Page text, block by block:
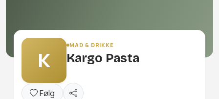
K
MAD & DRIKKE
Kargo Pasta
Følg